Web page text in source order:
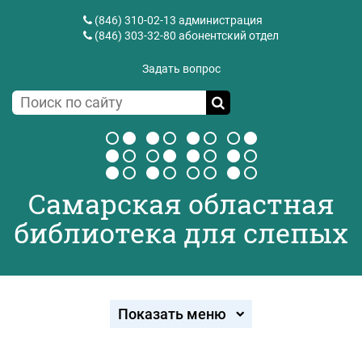
(846) 310-02-13 администрация
(846) 303-32-80 абонентский отдел
Задать вопрос
Самарская областная
библиотека для слепых
Показать меню